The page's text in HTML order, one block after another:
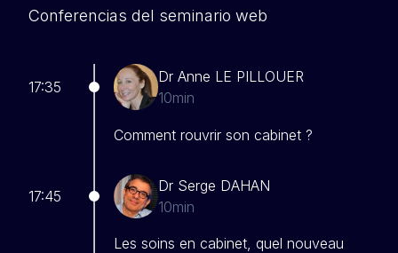
Conferencias del seminario web
17:35
Dr Anne LE PILLOUER
10min
Comment rouvrir son cabinet ?
17:45
Dr Serge DAHAN
10min
Les soins en cabinet, quel nouveau